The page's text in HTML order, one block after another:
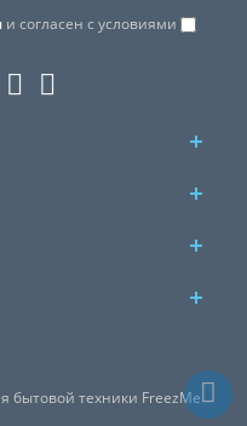
и согласен с условиями
бытовой техники FreezMe